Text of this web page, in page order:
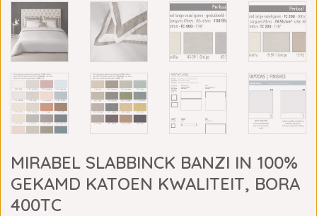
MIRABEL SLABBINCK BANZI IN 100%
GEKAMD KATOEN KWALITEIT, BORA
400TC